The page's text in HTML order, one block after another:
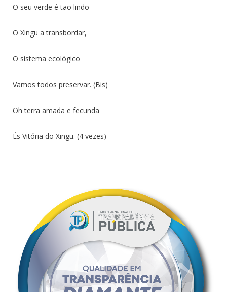
O seu verde é tão lindo
O Xingu a transbordar,
O sistema ecológico
Vamos todos preservar. (Bis)
Oh terra amada e fecunda
És Vitória do Xingu. (4 vezes)